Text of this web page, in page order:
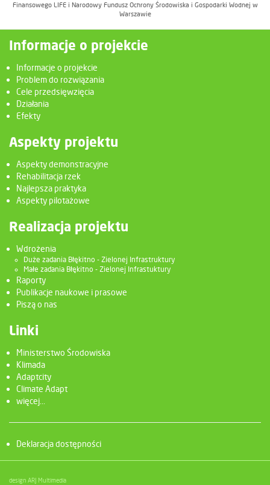
Finansowego LIFE i Narodowy Fundusz Ochrony Środowiska i Gospodarki Wodnej w
Warszawie
Informacje o projekcie
Informacje o projekcie
Problem do rozwiązania
Cele przedsięwzięcia
Działania
Efekty
Aspekty projektu
Aspekty demonstracyjne
Rehabilitacja rzek
Najlepsza praktyka
Aspekty pilotażowe
Realizacja projektu
Wdrożenia
Duże zadania Błękitno - Zielonej Infrastruktury
Małe zadania Błękitno - Zielonej Infrastuktury
Raporty
Publikacje naukowe i prasowe
Piszą o nas
Linki
Ministerstwo Środowiska
Klimada
Adaptcity
Climate Adapt
więcej...
Deklaracja dostępności
design ARJ Multimedia